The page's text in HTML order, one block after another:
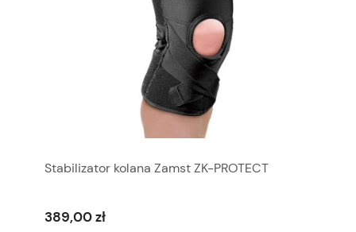
Stabilizator kolana Zamst ZK-PROTECT
389,00 zł